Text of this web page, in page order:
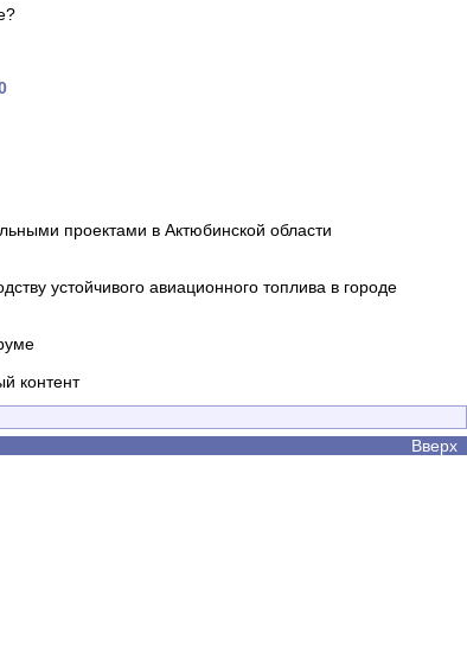
проектами в Актюбинской области
устойчивого авиационного топлива в городе
контент
Вверх